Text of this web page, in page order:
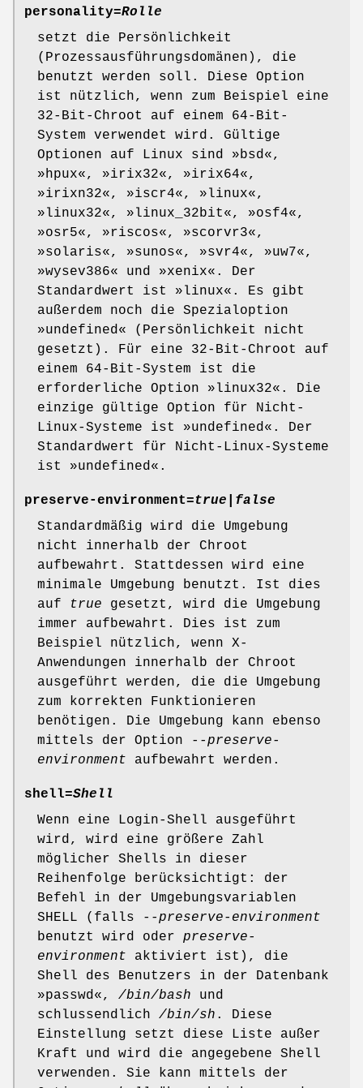
personality=Rolle
setzt die Persönlichkeit
(Prozessausführungsdomänen), die
benutzt werden soll. Diese Option
ist nützlich, wenn zum Beispiel eine
32-Bit-Chroot auf einem 64-Bit-
System verwendet wird. Gültige
Optionen auf Linux sind »bsd«,
»hpux«, »irix32«, »irix64«,
»irixn32«, »iscr4«, »linux«,
»linux32«, »linux_32bit«, »osf4«,
»osr5«, »riscos«, »scorvr3«,
»solaris«, »sunos«, »svr4«, »uw7«,
»wysev386« und »xenix«. Der
Standardwert ist »linux«. Es gibt
außerdem noch die Spezialoption
»undefined« (Persönlichkeit nicht
gesetzt). Für eine 32-Bit-Chroot auf
einem 64-Bit-System ist die
erforderliche Option »linux32«. Die
einzige gültige Option für Nicht-
Linux-Systeme ist »undefined«. Der
Standardwert für Nicht-Linux-Systeme
ist »undefined«.
preserve-environment=true
false
Standardmäßig wird die Umgebung
nicht innerhalb der Chroot
aufbewahrt. Stattdessen wird eine
minimale Umgebung benutzt. Ist dies
auf
true gesetzt, wird die Umgebung
immer aufbewahrt. Dies ist zum
Beispiel nützlich, wenn X-
Anwendungen innerhalb der Chroot
ausgeführt werden, die die Umgebung
zum korrekten Funktionieren
benötigen. Die Umgebung kann ebenso
mittels der Option
--preserve-
environment aufbewahrt werden.
shell=Shell
Wenn eine Login-Shell ausgeführt
wird, wird eine größere Zahl
möglicher Shells in dieser
Reihenfolge berücksichtigt: der
Befehl in der Umgebungsvariablen
SHELL (falls
--preserve-environment
benutzt wird oder preserve-
environment aktiviert ist), die
Shell des Benutzers in der Datenbank
»passwd«, /bin/bash und
schlussendlich /bin/sh . Diese
Einstellung setzt diese Liste außer
Kraft und wird die angegebene Shell
verwenden. Sie kann mittels der